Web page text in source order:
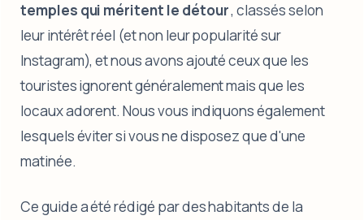
temples qui méritent le détour, classés selon
leur intérêt réel (et non leur popularité sur
Instagram), et nous avons ajouté ceux que les
touristes ignorent généralement mais que les
locaux adorent. Nous vous indiquons également
lesquels éviter si vous ne disposez que d'une
matinée.
Ce guide a été rédigé par des habitants de la